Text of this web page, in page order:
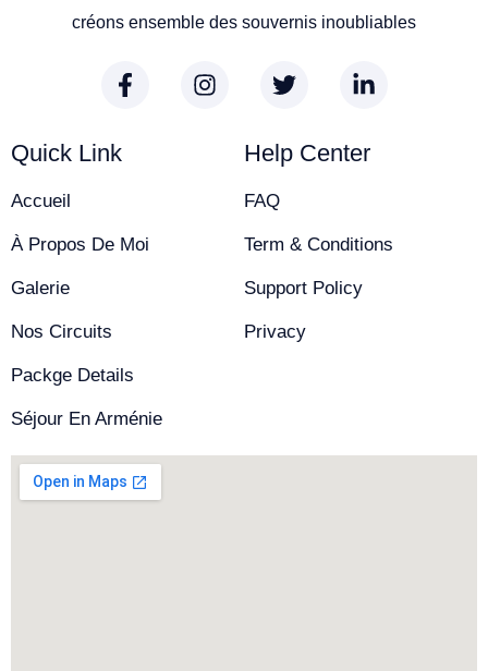
créons ensemble des souvernis inoubliables
Quick Link
Accueil
À Propos De Moi
Galerie
Nos Circuits
Packge Details
Séjour En Arménie
Help Center
FAQ
Term & Conditions
Support Policy
Privacy